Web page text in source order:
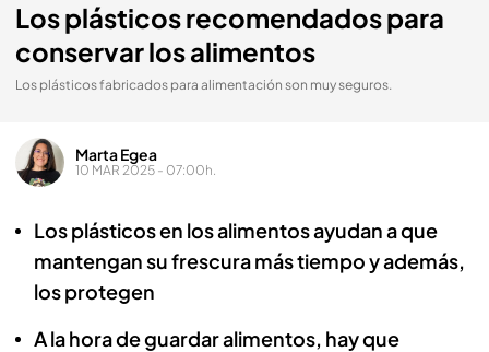
Los plásticos recomendados para
conservar los alimentos
Los plásticos fabricados para alimentación son muy seguros.
Marta Egea
10 MAR 2025 - 07:00h.
Los plásticos en los alimentos ayudan a que
mantengan su frescura más tiempo y además,
los protegen
A la hora de guardar alimentos, hay que